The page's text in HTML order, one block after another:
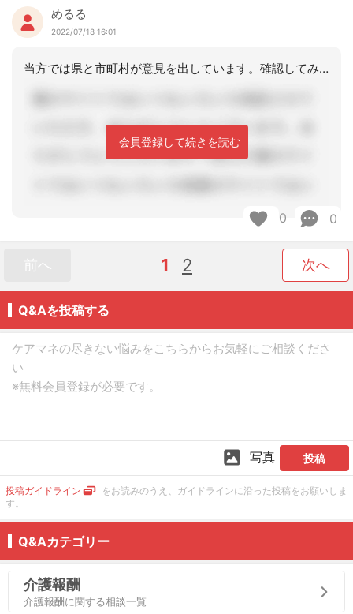
めるる
2022/07/18 16:01
当方では県と市町村が意見を出しています。確認してみては？
会員登録して続きを読む
0 0
前へ 1 2 次へ
Q&Aを投稿する
写真 投稿
投稿ガイドライン
をお読みのうえ、ガイドラインに沿った投稿をお願いしま
す。
Q&Aカテゴリー
介護報酬
介護報酬に関する相談一覧